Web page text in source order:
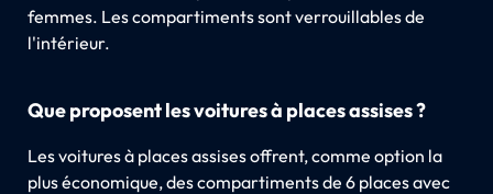
femmes. Les compartiments sont verrouillables de
l'intérieur.
Que proposent les voitures à places assises ?
Les voitures à places assises offrent, comme option la
plus économique, des compartiments de 6 places avec